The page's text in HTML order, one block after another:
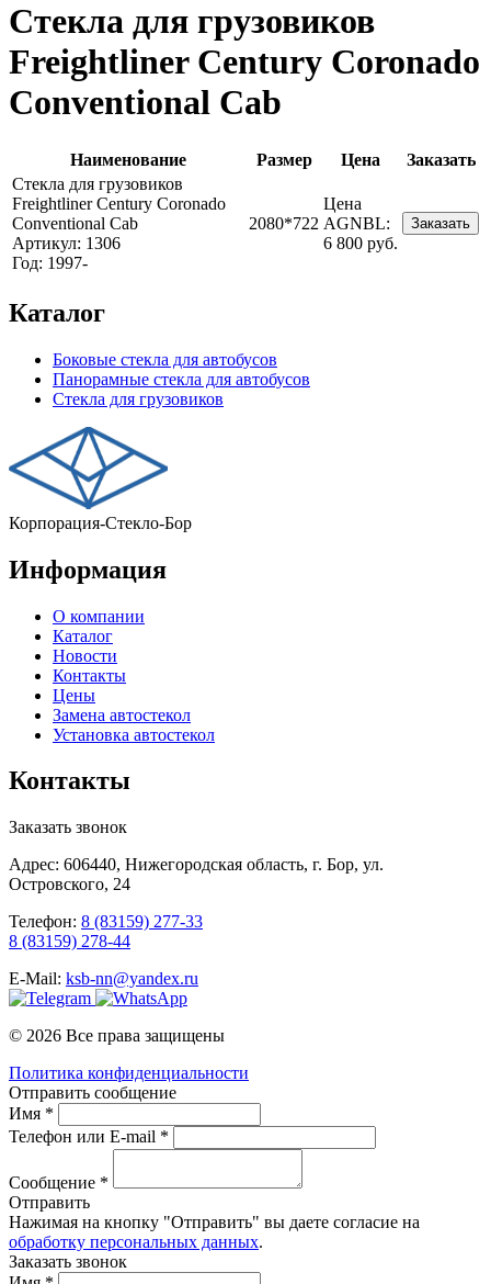
Стекла для грузовиков
Freightliner Century Coronado
Conventional Cab
Наименование Размер Цена
Заказать
Стекла для грузовиков
Freightliner Century Coronado
Conventional Cab
Артикул: 1306
Год: 1997-
2080*722
Цена
AGNBL:
6 800 руб.
Заказать
Каталог
Боковые стекла для автобусов
Панорамные стекла для автобусов
Стекла для грузовиков
Корпорация-Стекло-Бор
Информация
О компании
Каталог
Новости
Контакты
Цены
Замена автостекол
Установка автостекол
Контакты
Заказать звонок
Адрес: 606440, Нижегородская область, г. Бор, ул.
Островского, 24
Телефон: 8 (83159) 277-33
8 (83159) 278-44
E-Mail: ksb-nn@yandex.ru
© 2026 Все права защищены
Политика конфиденциальности
Отправить сообщение
Имя *
Телефон или E-mail *
Сообщение *
Отправить
Нажимая на кнопку "Отправить" вы даете согласие на
обработку персональных данных.
Заказать звонок